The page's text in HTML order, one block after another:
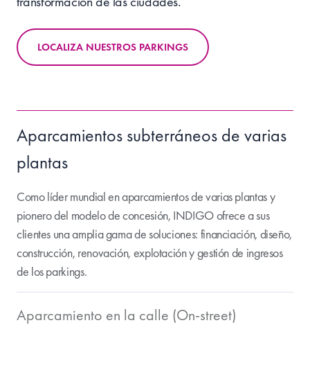
LOCALIZA NUESTROS PARKINGS
Aparcamientos subterráneos de varias
plantas
Como líder mundial en aparcamientos de varias plantas y
pionero del modelo de concesión, INDIGO ofrece a sus
clientes una amplia gama de soluciones: financiación, diseño,
construcción, renovación, explotación y gestión de ingresos
de los parkings.
Aparcamiento en la calle (On-street)